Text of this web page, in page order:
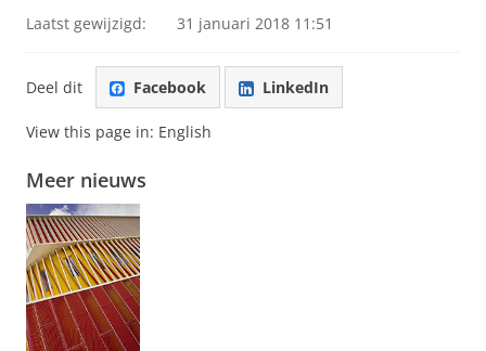
Laatst gewijzigd: 31 januari 2018 11:51
Deel dit Facebook LinkedIn
View this page in: English
Meer nieuws